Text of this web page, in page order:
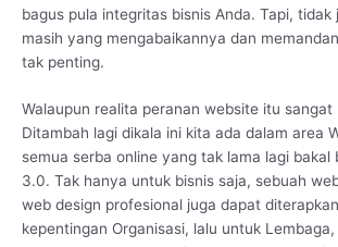
bagus pula integritas bisnis Anda. Tapi, tidak
masih yang mengabaikannya dan
tak penting.
Walaupun realita peranan website itu sangat
Ditambah lagi dikala ini kita ada dalam area
semua serba online yang tak lama lagi bakal
3.0. Tak hanya untuk bisnis saja, sebuah
web design profesional juga dapat
kepentingan Organisasi, lalu untuk